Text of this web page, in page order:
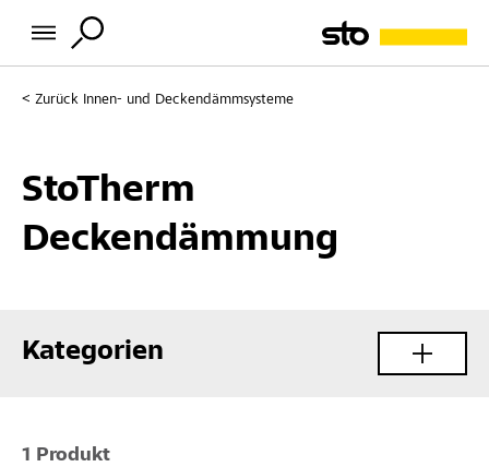
Zurück Innen- und Deckendämmsysteme
StoTherm
Deckendämmung
Kategorien
1 Produkt